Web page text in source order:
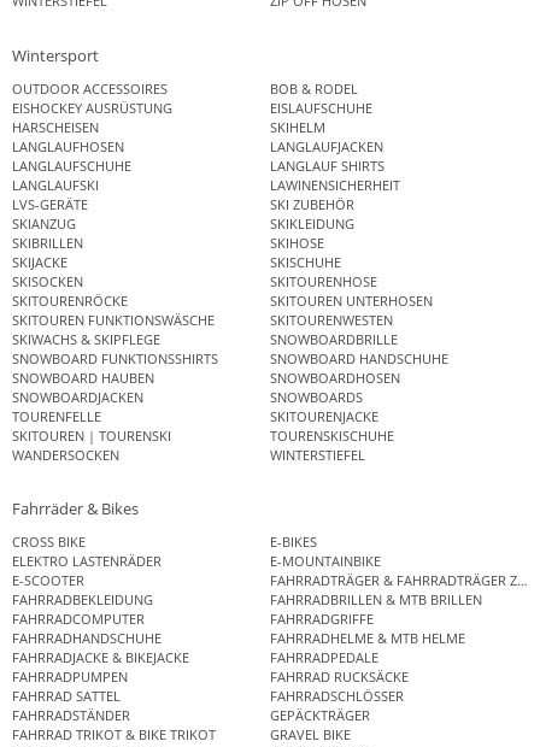
Wintersport
OUTDOOR ACCESSOIRES
BOB & RODEL
EISHOCKEY AUSRÜSTUNG
EISLAUFSCHUHE
HARSCHEISEN
SKIHELM
LANGLAUFHOSEN
LANGLAUFJACKEN
LANGLAUFSCHUHE
LANGLAUF SHIRTS
LANGLAUFSKI
LAWINENSICHERHEIT
LVS-GERÄTE
SKI ZUBEHÖR
SKIANZUG
SKIKLEIDUNG
SKIBRILLEN
SKIHOSE
SKIJACKE
SKISCHUHE
SKISOCKEN
SKITOURENHOSE
SKITOURENRÖCKE
SKITOUREN UNTERHOSEN
SKITOUREN FUNKTIONSWÄSCHE
SKITOURENWESTEN
SKIWACHS & SKIPFLEGE
SNOWBOARDBRILLE
SNOWBOARD FUNKTIONSSHIRTS
SNOWBOARD HANDSCHUHE
SNOWBOARD HAUBEN
SNOWBOARDHOSEN
SNOWBOARDJACKEN
SNOWBOARDS
TOURENFELLE
SKITOURENJACKE
SKITOUREN | TOURENSKI
TOURENSKISCHUHE
WANDERSOCKEN
WINTERSTIEFEL
Fahrräder & Bikes
CROSS BIKE
E-BIKES
ELEKTRO LASTENRÄDER
E-MOUNTAINBIKE
E-SCOOTER
FAHRRADTRÄGER & FAHRRADTRÄGER
FAHRRADBEKLEIDUNG
FAHRRADBRILLEN & MTB BRILLEN
FAHRRADCOMPUTER
FAHRRADGRIFFE
FAHRRADHANDSCHUHE
FAHRRADHELME & MTB HELME
FAHRRADJACKE & BIKEJACKE
FAHRRADPEDALE
FAHRRADPUMPEN
FAHRRAD RUCKSÄCKE
FAHRRAD SATTEL
FAHRRADSCHLÖSSER
FAHRRADSTÄNDER
GEPÄCKTRÄGER
FAHRRAD TRIKOT & BIKE TRIKOT
GRAVEL BIKE